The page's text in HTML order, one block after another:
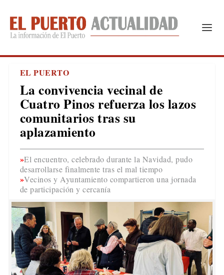
EL PUERTO
La convivencia vecinal de
Cuatro Pinos refuerza los lazos
comunitarios tras su
aplazamiento
El encuentro, celebrado durante la Navidad, pudo
desarrollarse finalmente tras el mal tiempo
Vecinos y Ayuntamiento compartieron una jornada
de participación y cercanía